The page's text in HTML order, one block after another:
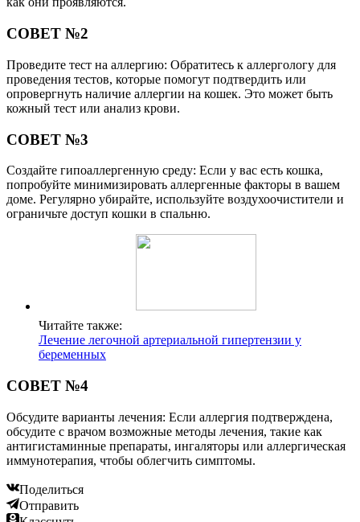
СОВЕТ №2
Проведите тест на аллергию: Обратитесь к аллергологу для
проведения тестов, которые помогут подтвердить или
опровергнуть наличие аллергии на кошек. Это может быть
кожный тест или анализ крови.
СОВЕТ №3
Создайте гипоаллергенную среду: Если у вас есть кошка,
попробуйте минимизировать аллергенные факторы в вашем
доме. Регулярно убирайте, используйте воздухоочистители и
ограничьте доступ кошки в спальню.
Читайте также:
Лечение легочной артериальной гипертензии у
беременных
СОВЕТ №4
Обсудите варианты лечения: Если аллергия подтверждена,
обсудите с врачом возможные методы лечения, такие как
антигистаминные препараты, ингаляторы или аллергическая
иммунотерапия, чтобы облегчить симптомы.
Поделиться
Отправить